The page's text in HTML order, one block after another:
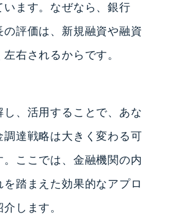
います。なぜなら、銀行
の評価は、新規融資や融資
右されるからです。
し、活用することで、あな
調達戦略は大きく変わる可
。ここでは、金融機関の内
踏まえた効果的なアプロ
します。